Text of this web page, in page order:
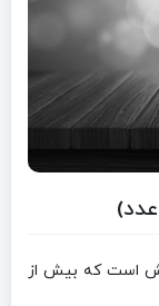
است که بیش از